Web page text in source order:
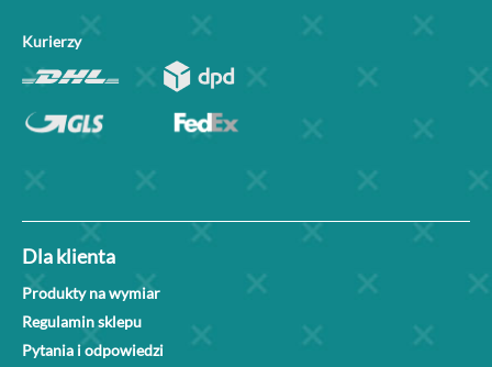
Kurierzy
Dla klienta
Produkty na wymiar
Regulamin sklepu
Pytania i odpowiedzi